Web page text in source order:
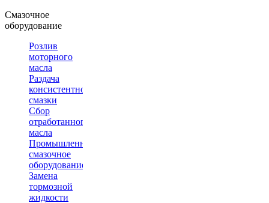
Смазочное
оборудование
Розлив
моторного
масла
Раздача
консистентной
смазки
Сбор
отработанного
масла
Промышленное
смазочное
оборудование
Замена
тормозной
жидкости